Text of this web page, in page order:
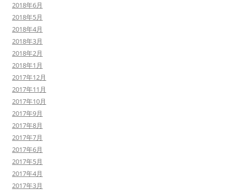
2018年6月
2018年5月
2018年4月
2018年3月
2018年2月
2018年1月
2017年12月
2017年11月
2017年10月
2017年9月
2017年8月
2017年7月
2017年6月
2017年5月
2017年4月
2017年3月